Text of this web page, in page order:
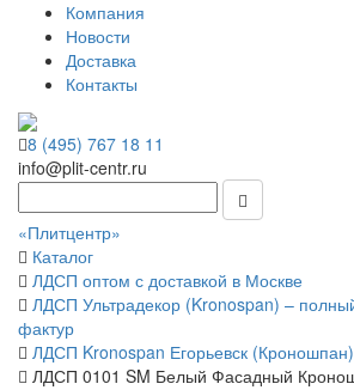
Компания
Новости
Доставка
Контакты
8 (495) 767 18 11
info@plit-centr.ru
«Плитцентр»
Каталог
ЛДСП оптом с доставкой в Москве
ЛДСП Ультрадекор (Kronospan) –
фактур
ЛДСП Kronospan Егорьевск (Кроношпан)
ЛДСП 0101 SM Белый Фасадный